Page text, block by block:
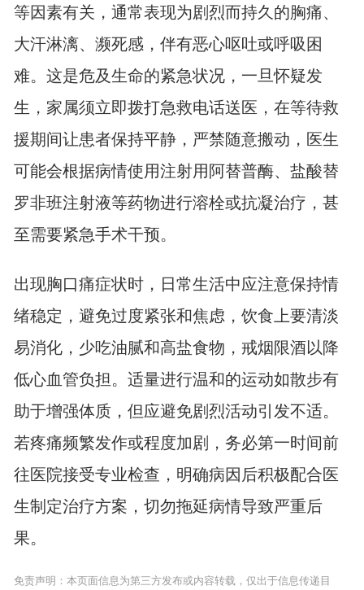
等因素有关，通常表现为剧烈而持久的胸痛、
大汗淋漓、濒死感，伴有恶心呕吐或呼吸困
难。这是危及生命的紧急状况，一旦怀疑发
生，家属须立即拨打急救电话送医，在等待救
援期间让患者保持平静，严禁随意搬动，医生
可能会根据病情使用注射用阿替普酶、盐酸替
罗非班注射液等药物进行溶栓或抗凝治疗，甚
至需要紧急手术干预。
出现胸口痛症状时，日常生活中应注意保持情
绪稳定，避免过度紧张和焦虑，饮食上要清淡
易消化，少吃油腻和高盐食物，戒烟限酒以降
低心血管负担。适量进行温和的运动如散步有
助于增强体质，但应避免剧烈活动引发不适。
若疼痛频繁发作或程度加剧，务必第一时间前
往医院接受专业检查，明确病因后积极配合医
生制定治疗方案，切勿拖延病情导致严重后
果。
免责声明：本页面信息为第三方发布或内容转载，仅出于信息传递目